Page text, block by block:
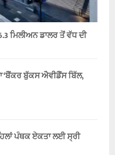
ਮਿਲੀਅਨ ਡਾਲਰ ਤੋਂ ਵੱਧ ਦੀ
‘ਬੈਂਕਰ ਬੁੱਕਸ ਐਵੀਡੈਂਸ ਬਿੱਲ,
ਪੰਥਕ ਏਕਤਾ ਲਈ ਸ੍ਰੀ